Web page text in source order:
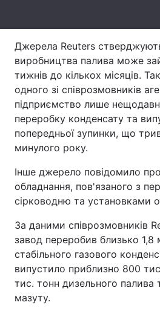
Тема оформлення
Джерела Reuters
виробництва палива може
тижнів до кількох місяців.
одного зі співрозмовників
підприємство лише
переробку конденсату та
попередньої зупинки, що
минулого року.
Інше джерело повідомило
обладнання, пов'язаного з
сірководню та установками
За даними співрозмовників
завод переробив близько 1,8
стабільного газового
випустило приблизно 800
тис. тонн дизельного палива
мазуту.